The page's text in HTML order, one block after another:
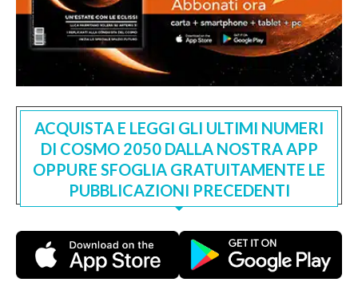
ACQUISTA E LEGGI GLI ULTIMI NUMERI
DI COSMO 2050 DALLA NOSTRA APP
OPPURE SFOGLIA GRATUITAMENTE LE
PUBBLICAZIONI PRECEDENTI